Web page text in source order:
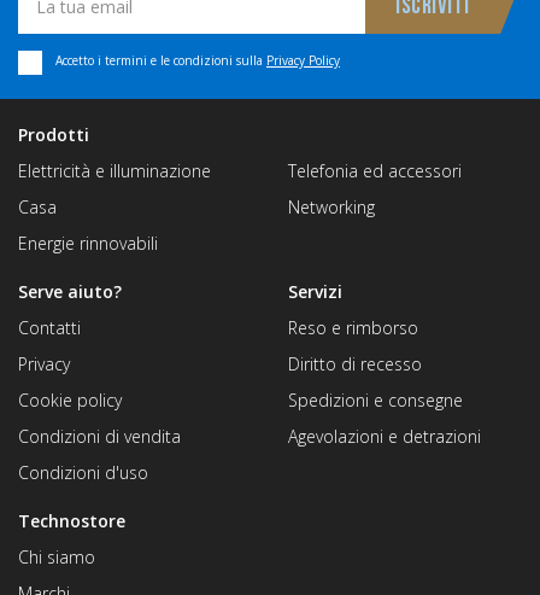
Accetto i termini e le condizioni sulla Privacy Policy
Prodotti
Elettricità e illuminazione
Casa
Energie rinnovabili
Telefonia ed accessori
Networking
Technostore
Chi siamo
Servizi
Reso e rimborso
Diritto di recesso
Spedizioni e consegne
Agevolazioni e detrazioni
Serve aiuto?
Contatti
Privacy
Cookie policy
Condizioni di vendita
Condizioni d'uso